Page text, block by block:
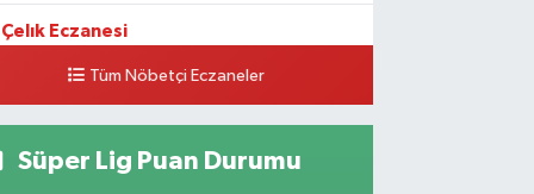
Çelık Eczanesi
19730 SOK. NO:6 ATüm Nöbetçi Eczaneler
Süper Lig Puan Durumu